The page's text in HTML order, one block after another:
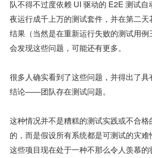
队不得不过度依赖 UI 驱动的 E2E 测试自
夜运行成千上万的测试套件，并在第二
结果（当然是在重新运行失败的测试用
会发现这些问题，可能还有更多。
很多人确实看到了这些问题，并得出了
结论——团队存在测试问题。
这种情况并不是糟糕的测试实践或不合
的，而是假设所有系统都是可测试的灾难
这些项目现在处于一种不那么令人羡慕